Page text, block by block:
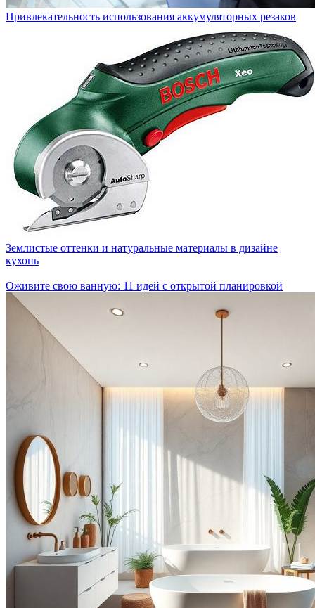
Привлекательность использования аккумуляторных резаков
Землистые оттенки и натуральные материалы в дизайне
кухонь
Оживите свою ванную: 11 идей с открытой планировкой